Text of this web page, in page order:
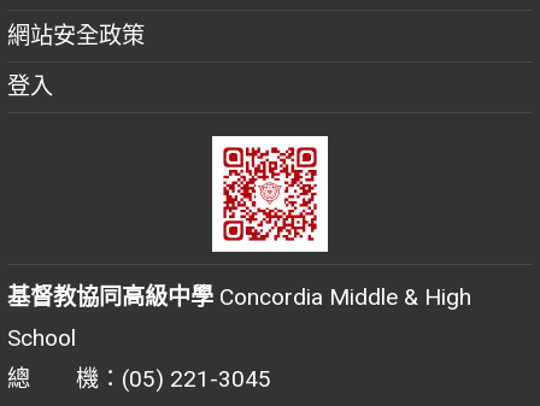
網站安全政策
登入
基督教協同高級中學 Concordia Middle & High
School
總 機：(05) 221-3045